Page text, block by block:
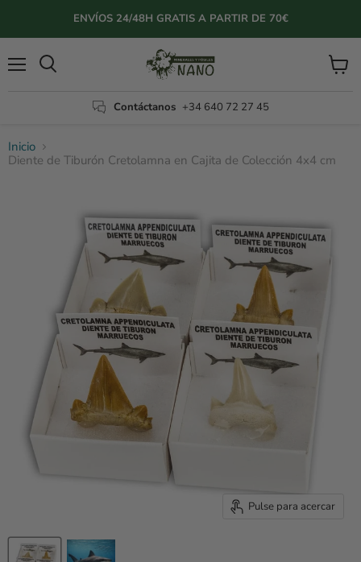
ENVÍOS 24/48H GRATIS A PARTIR DE 70€
Contáctanos +34 640 72 27 45
Ver
Inicio
Diente de Tiburón Cretolamna en Cajita de Colección 4x4 cm
Pulse para acercar